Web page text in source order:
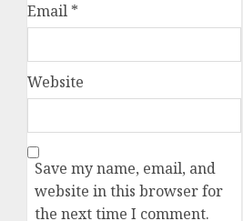
Email *
Website
Save my name, email, and
website in this browser for
the next time I comment.